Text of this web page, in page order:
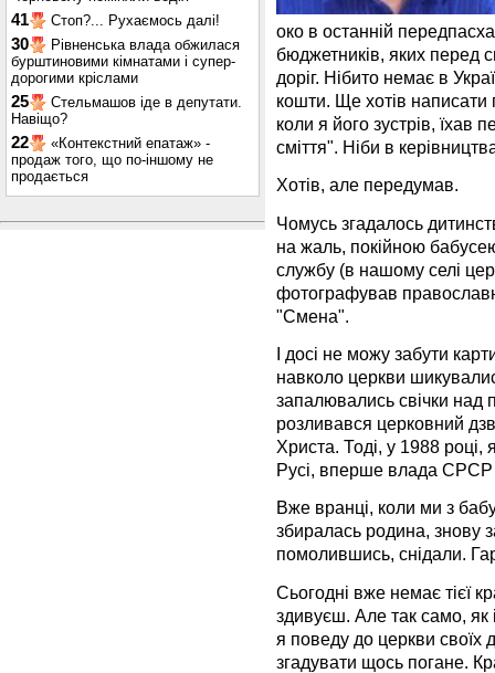
41 Стоп?... Рухаємось далі!
30
Рівненська влада обжилася
бурштиновими кімнатами і супер-
дорогими кріслами
25
Стельмашов іде в депутати.
Навіщо?
22
«Контекстний епатаж» -
продаж того, що по-іншому не
продається
око в останній
бюджетників, яких перед
доріг. Нібито немає в
кошти. Ще хотів написати
коли я його зустрів, їхав
сміття". Ніби в
Хотів, але передумав.
Чомусь згадалось
на жаль, покійною
службу (в нашому селі
фотографував
"Смена".
І досі не можу забути
навколо церкви
запалювались свічки над
розливався церковний
Христа. Тоді, у 1988
Русі, вперше влада СРСР
Вже вранці, коли ми з
збиралась родина, знову
помолившись, снідали.
Сьогодні вже немає тієї
здивуєш. Але так само, як
я поведу до церкви своїх
згадувати щось погане.